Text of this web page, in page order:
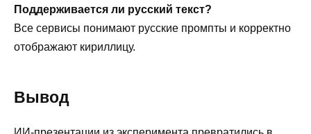
Поддерживается ли русский текст?
Все сервисы понимают русские промпты и корректно
отображают кириллицу.
Вывод